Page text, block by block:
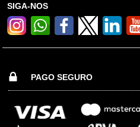
SIGA-NOS
PAGO SEGURO